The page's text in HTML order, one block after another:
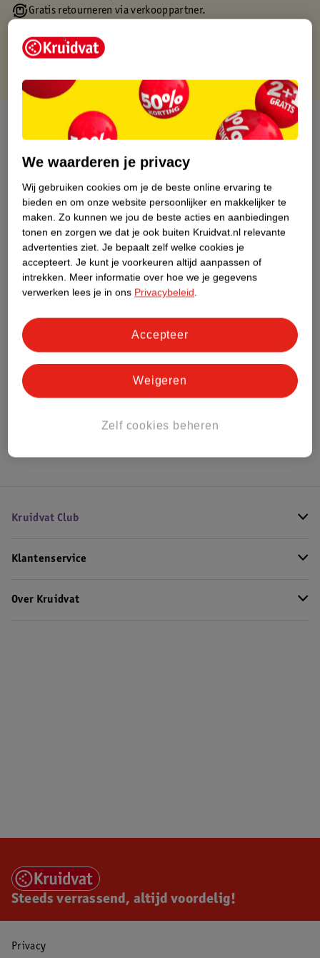
Gratis retourneren via verkooppartner.
Over dit product
Productinformatie
Nature Impact Score
Dit product heeft (nog) geen Nature
Impact Score.
Meer informatie
Bekijk ook
Meer
Hoe controleren wij de reviews?
Kruidvat Club
Klantenservice
Over Kruidvat
Steeds verrassend, altijd voordelig!
Privacy
We waarderen je privacy
Wij gebruiken cookies om je de beste online ervaring te
bieden en om onze website persoonlijker en makkelijker te
maken. Zo kunnen we jou de beste acties en aanbiedingen
tonen en zorgen we dat je ook buiten Kruidvat.nl relevante
advertenties ziet. Je bepaalt zelf welke cookies je
accepteert. Je kunt je voorkeuren altijd aanpassen of
intrekken. Meer informatie over hoe we je gegevens
verwerken lees je in ons Privacybeleid.
Zelf cookies beheren
Weigeren
Accepteer